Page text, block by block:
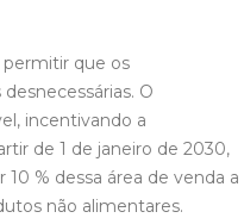
permitir que os
O
incentivando a
de 1 de janeiro de 2030,
% dessa área de venda a
não alimentares.